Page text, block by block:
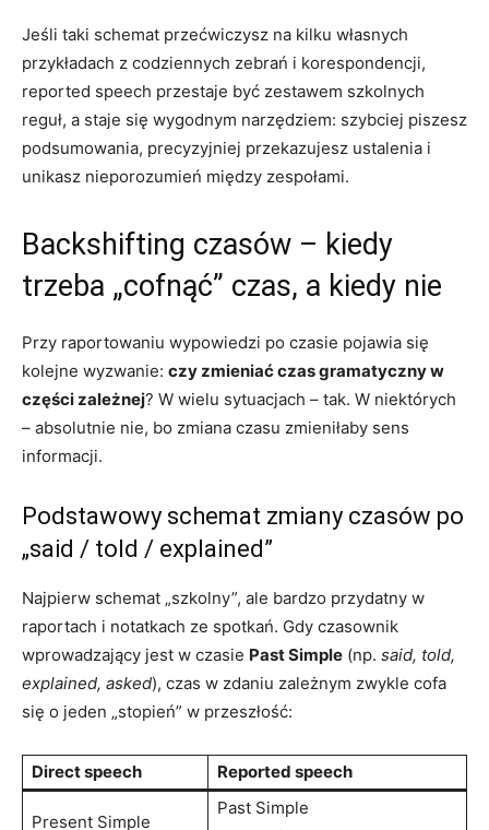
Jeśli taki schemat przećwiczysz na kilku własnych
przykładach z codziennych zebrań i korespondencji,
reported speech przestaje być zestawem szkolnych
reguł, a staje się wygodnym narzędziem: szybciej piszesz
podsumowania, precyzyjniej przekazujesz ustalenia i
unikasz nieporozumień między zespołami.
Backshifting czasów – kiedy
trzeba „cofnąć” czas, a kiedy nie
Przy raportowaniu wypowiedzi po czasie pojawia się
kolejne wyzwanie: czy zmieniać czas gramatyczny w
części zależnej? W wielu sytuacjach – tak. W niektórych
– absolutnie nie, bo zmiana czasu zmieniłaby sens
informacji.
Podstawowy schemat zmiany czasów po
„said / told / explained”
Najpierw schemat „szkolny”, ale bardzo przydatny w
raportach i notatkach ze spotkań. Gdy czasownik
wprowadzający jest w czasie Past Simple (np. said, told,
explained, asked), czas w zdaniu zależnym zwykle cofa
się o jeden „stopień” w przeszłość:
Direct speech Reported speech
Present Simple
Past Simple